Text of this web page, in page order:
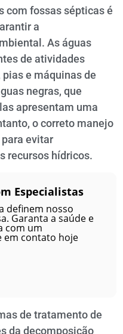
com fossas sépticas é
a
As águas
de atividades
e máquinas de
negras, que
apresentam uma
o correto manejo
evitar
recursos hídricos.
Especialistas
definem nosso
Garanta a saúde e
com um
em contato hoje
de tratamento de
da decomposição